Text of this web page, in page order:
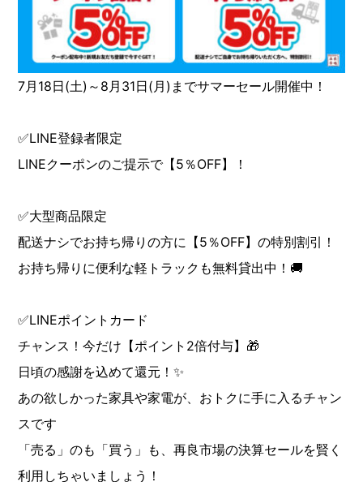
7月18日(土)～8月31日(月)までサマーセール開催中！
✅LINE登録者限定
LINEクーポンのご提示で【5％OFF】！
✅大型商品限定
配送ナシでお持ち帰りの方に【5％OFF】の特別割引！
お持ち帰りに便利な軽トラックも無料貸出中！🚚
✅LINEポイントカード
チャンス！今だけ【ポイント2倍付与】🎁
日頃の感謝を込めて還元！✨
あの欲しかった家具や家電が、おトクに手に入るチャン
スです
「売る」のも「買う」も、再良市場の決算セールを賢く
利用しちゃいましょう！